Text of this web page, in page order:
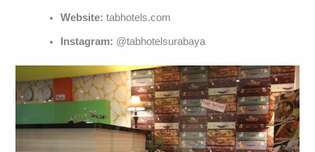
Website: tabhotels.com
Instagram: @tabhotelsurabaya